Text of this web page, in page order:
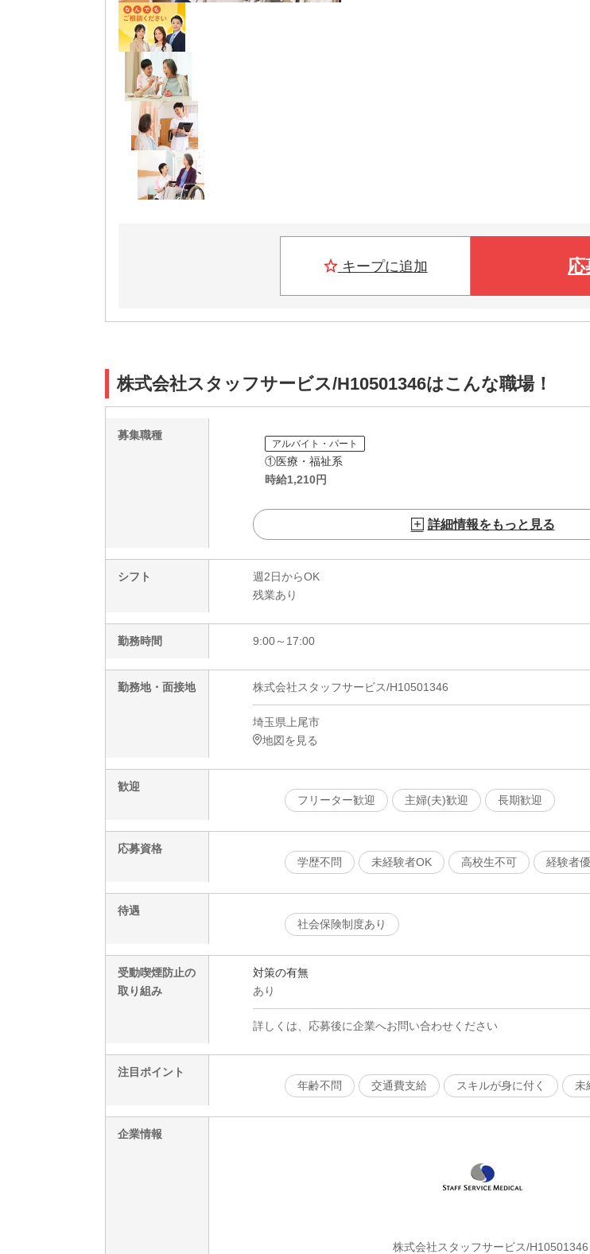
キープに追加 応
株式会社スタッフサービス/H10501346はこんな職場！
募集職種
アルバイト・パート
①医療・福祉系
時給1,210円
詳細情報をもっと見る
シフト
週2日からOK
残業あり
勤務時間 9:00～17:00
勤務地・面接地 株式会社スタッフサービス/H10501346
埼玉県上尾市
地図を見る
歓迎
フリーター歓迎
主婦(夫)歓迎 長期歓迎
応募資格
学歴不問
未経験者OK 高校生不可 経験者
待遇
社会保険制度あり
受動喫煙防止の
取り組み
対策の有無
あり
詳しくは、応募後に企業へお問い合わせください
注目ポイント
年齢不問
交通費支給 スキルが身に付く 未
企業情報
株式会社スタッフサービス/H10501346